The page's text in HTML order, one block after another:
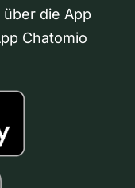
die App
Chatomio